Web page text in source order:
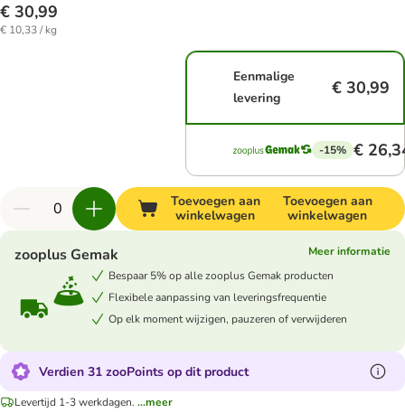
€ 30,99
€ 10,33 / kg
Eenmalige
levering
€ 30,99
-15% €
Toevoegen aan
winkelwagen
Toevoegen aan
winkelwagen
zooplus Gemak
Meer informatie
Bespaar 5% op alle zooplus Gemak producten
Flexibele aanpassing van leveringsfrequentie
Op elk moment wijzigen, pauzeren of verwijderen
Verdien 31 zooPoints op dit product
Levertijd 1-3 werkdagen. ...meer